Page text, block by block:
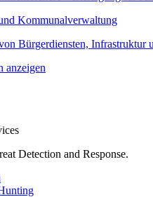
Kommunalverwaltung
Bürgerdiensten, Infrastruktur
anzeigen
Detection and Response.